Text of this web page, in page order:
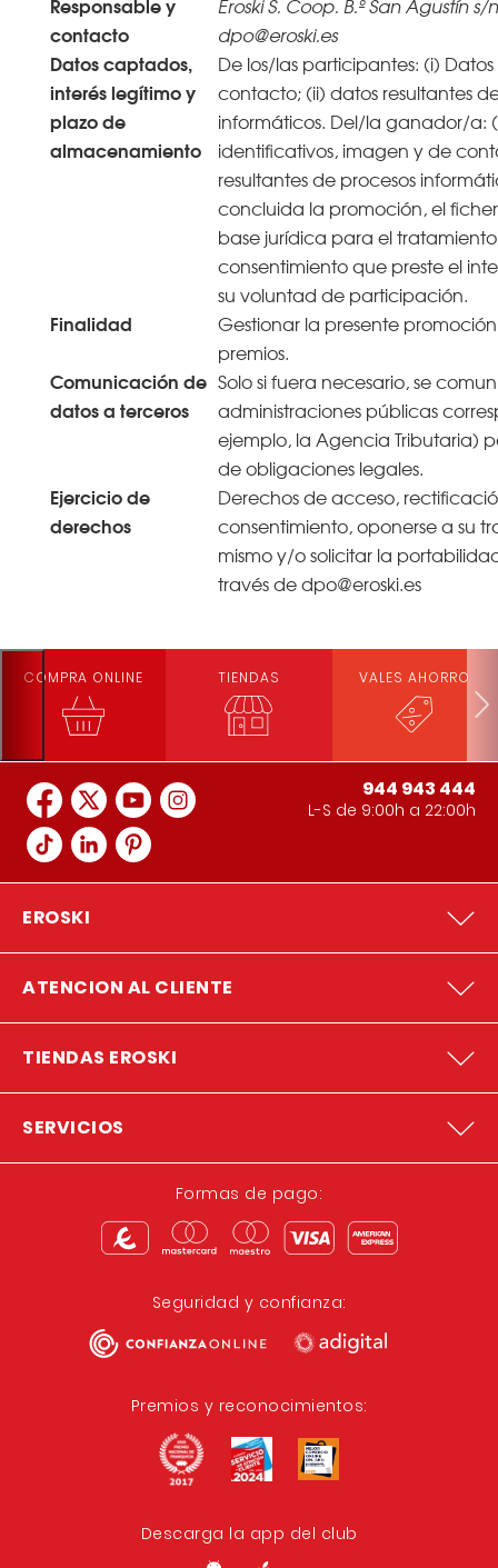
contacto
dpo@eroski.es
Datos captados,
interés legítimo y
plazo de
almacenamiento
De los/las participantes: (i)
contacto; (ii) datos resultantes
informáticos. Del/la ganador/a:
identificativos, imagen y de
resultantes de procesos
concluida la promoción, el
base jurídica para el
consentimiento que preste el
su voluntad de participación.
Finalidad
Gestionar la presente
premios.
Comunicación de
datos a terceros
Solo si fuera necesario, se
administraciones públicas
ejemplo, la Agencia Tributaria)
de obligaciones legales.
Ejercicio de
derechos
Derechos de acceso,
consentimiento, oponerse a su
mismo y/o solicitar la
través de dpo@eroski.es
COMPRA ONLINE TIENDAS VALES AHORRO
944 943 444
L-S de 9:00h a 22:00h
EROSKI
ATENCION AL CLIENTE
TIENDAS EROSKI
SERVICIOS
Formas de pago:
Seguridad y confianza:
Premios y reconocimientos:
Descarga la app del club